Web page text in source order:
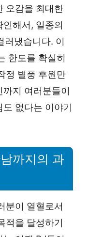
오감을 최대한
해서, 일종의
러냈습니다. 이
한도를 확실히
정 별풍 후원만
지 여러분들이
없다는 이야기
까지의 과
분이 열혈로서
적을 달성하기